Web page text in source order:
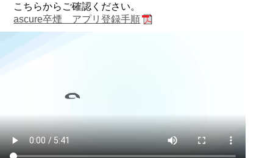
こちらからご確認ください。
ascure卒煙 アプリ登録手順